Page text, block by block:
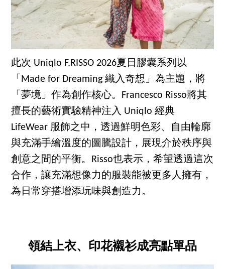
此次 Uniqlo F.RISSO 2026夏日膠囊系列以
「Made for Dreaming 織入奇想」為主題，將
「夢境」作為創作核心。Francesco Risso將其
擅長的藝術實驗精神注入 Uniqlo 經典
LifeWear 服飾之中，透過鮮明色彩、自由輪廓
與充滿手繪溫度的圖騰設計，展現介於秩序與
創意之間的平衡。Risso也表示，希望透過這次
合作，讓充滿想像力的服裝能被更多人擁有，
為日常穿搭增添玩味與創造力。
領結上衣、印花襯衫成亮點單品